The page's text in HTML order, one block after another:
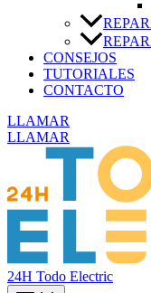
CONSEJOS
TUTORIALES
CONTACTO
LLAMAR
LLAMAR
24H Todo Electric